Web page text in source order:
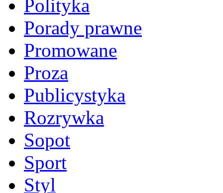
Polityka
Porady prawne
Promowane
Proza
Publicystyka
Rozrywka
Sopot
Sport
Styl